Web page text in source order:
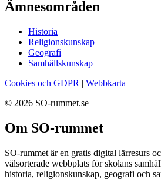
Ämnesområden
Historia
Religionskunskap
Geografi
Samhällskunskap
Cookies och GDPR | Webbkarta
© 2026 SO-rummet.se
Om SO-rummet
SO-rummet är en gratis digital lärresurs
välsorterade webbplats för skolans
historia, religionskunskap, geografi och